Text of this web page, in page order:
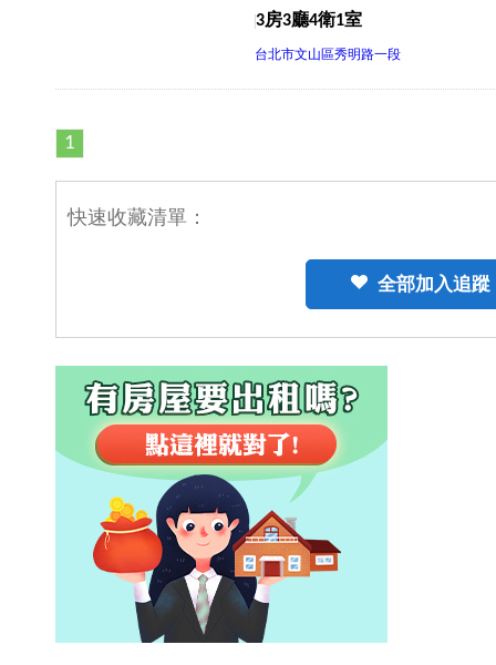
3房3廳4衛1室
台北市文山區秀明路一段
1
快速收藏清單：
全部加入追蹤